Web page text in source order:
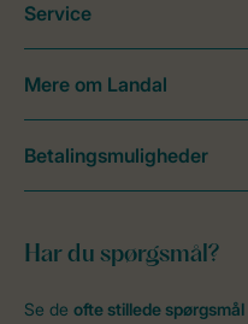
Har du spørgsmål?
Se de ofte stillede spørgsmål
Service
Mere om Landal
Betalingsmuligheder